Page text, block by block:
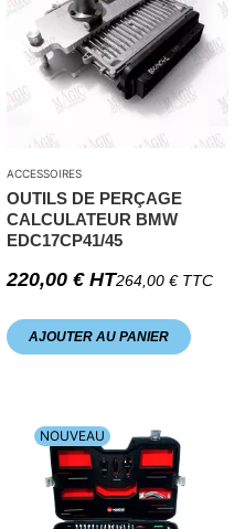
ACCESSOIRES
OUTILS DE PERÇAGE
CALCULATEUR BMW
EDC17CP41/45
220,00 €HT264,00 €TTC
AJOUTER AU PANIER
NOUVEAU